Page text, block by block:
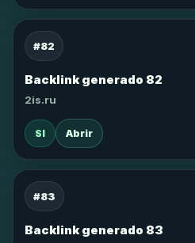
#82
Backlink generado 82
2is.ru
SI Abrir
#83
Backlink generado 83